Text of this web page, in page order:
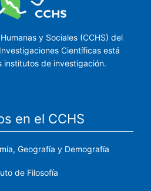
y Sociales (CCHS) del
Científicas está
institutos de investigación.
en el CCHS
Geografía y Demografía
de Filosofía